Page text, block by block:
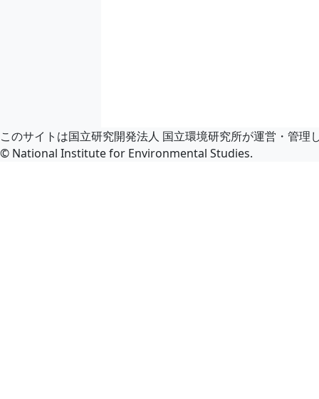
このサイトは国立研究開発法人 国立環境研究所が運営・管理
© National Institute for Environmental Studies.